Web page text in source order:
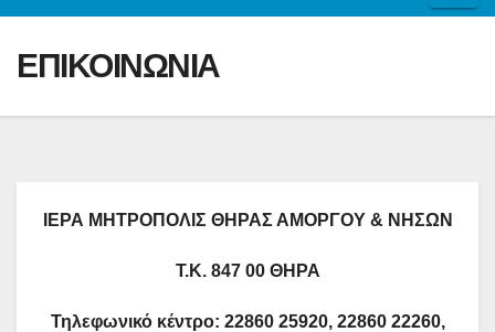
ΕΠΙΚΟΙΝΩΝΙΑ
ΙΕΡΑ ΜΗΤΡΟΠΟΛΙΣ ΘΗΡΑΣ ΑΜΟΡΓΟΥ & ΝΗΣΩΝ
Τ.Κ. 847 00 ΘΗΡΑ
Τηλεφωνικό κέντρο: 22860 25920, 22860 22260,